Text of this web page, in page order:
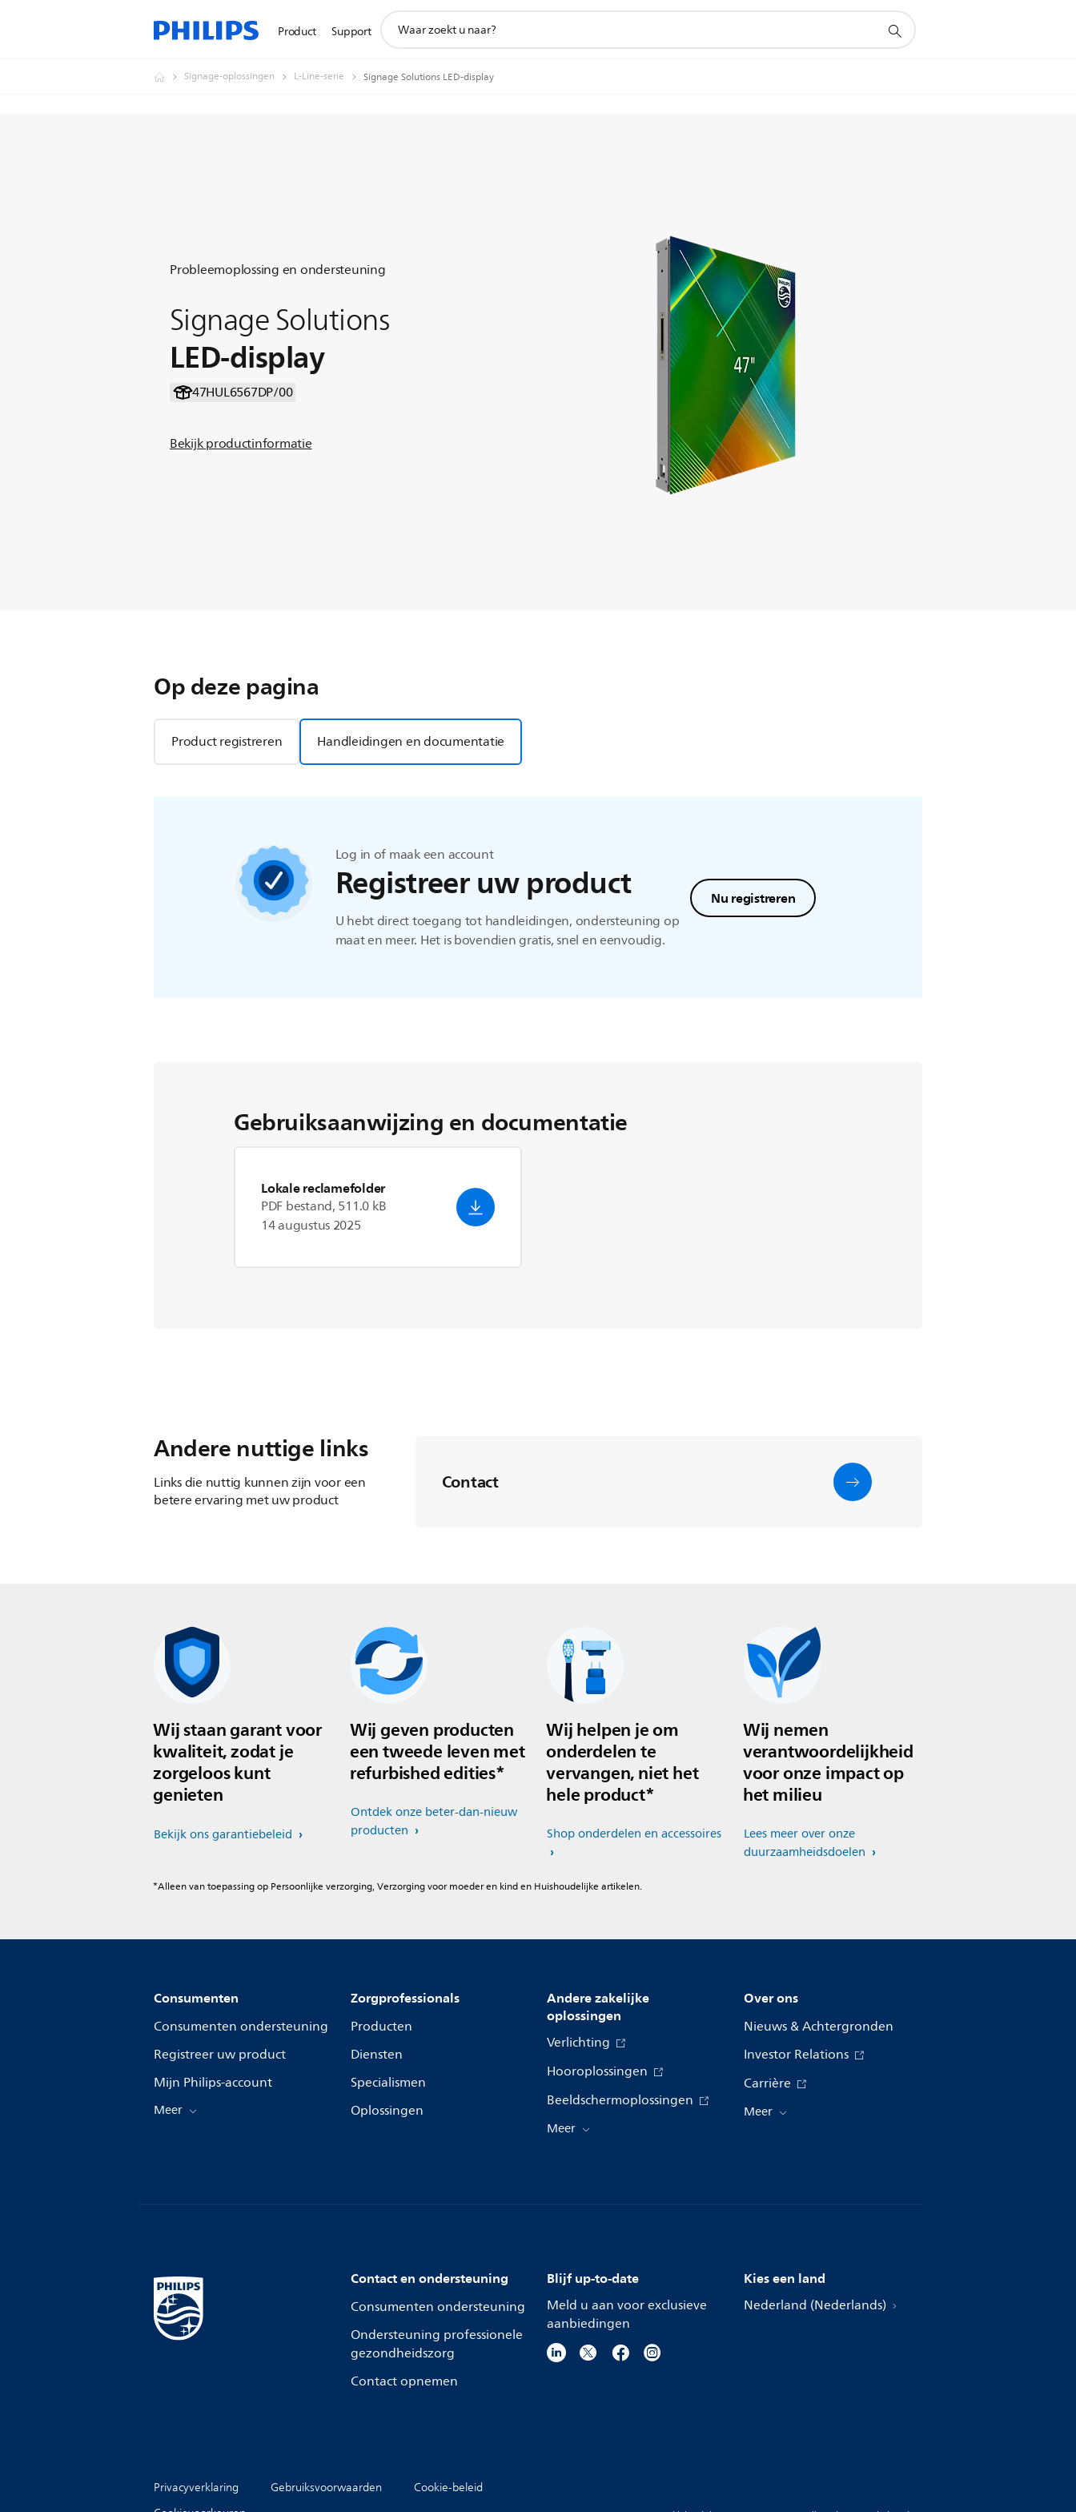
Product Support
zoeken
Signage-oplossingen L-Line-serie Signage Solutions LED-display
Probleemoplossing en ondersteuning
Signage Solutions
LED-display
47HUL6567DP/00
Bekijk productinformatie
Op deze pagina
Product registreren Handleidingen en documentatie
Log in of maak een account
Registreer uw product
U hebt direct toegang tot handleidingen, ondersteuning op
maat en meer. Het is bovendien gratis, snel en eenvoudig.
Nu registreren
Gebruiksaanwijzing en documentatie
Lokale reclamefolder
PDF bestand, 511.0 kB
14 augustus 2025
Andere nuttige links
Links die nuttig kunnen zijn voor een
betere ervaring met uw product
Contact
Wij staan garant voor
kwaliteit, zodat je
zorgeloos kunt
genieten
Bekijk ons garantiebeleid
Wij geven producten
een tweede leven met
refurbished edities*
Ontdek onze beter-dan-nieuw
producten
Wij helpen je om
onderdelen te
vervangen, niet het
hele product*
Shop onderdelen en accessoires
Wij nemen
verantwoordelijkheid
voor onze impact op
het milieu
Lees meer over onze
duurzaamheidsdoelen
*Alleen van toepassing op Persoonlijke verzorging, Verzorging voor moeder en kind en Huishoudelijke artikelen.
Consumenten
Consumenten ondersteuning
Registreer uw product
Mijn Philips-account
Meer
Zorgprofessionals
Producten
Diensten
Specialismen
Oplossingen
Andere zakelijke
oplossingen
Verlichting
Hooroplossingen
Beeldschermoplossingen
Meer
Over ons
Nieuws & Achtergronden
Investor Relations
Carrière
Meer
Contact en ondersteuning
Consumenten ondersteuning
Ondersteuning professionele
gezondheidszorg
Contact opnemen
Blijf up-to-date
Meld u aan voor exclusieve
aanbiedingen
Kies een land
Nederland (Nederlands)
Privacyverklaring Gebruiksvoorwaarden
Cookie-beleid